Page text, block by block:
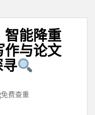
智能降重
与论文
费查重